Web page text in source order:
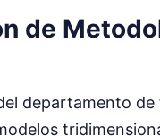
de
departamento